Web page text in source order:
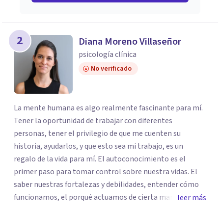
2 Diana Moreno Villaseñor
psicología clínica
No verificado
La mente humana es algo realmente fascinante para mí.
Tener la oportunidad de trabajar con diferentes
personas, tener el privilegio de que me cuenten su
historia, ayudarlos, y que esto sea mi trabajo, es un
regalo de la vida para mí. El autoconocimiento es el
primer paso para tomar control sobre nuestra vidas. El
saber nuestras fortalezas y debilidades, entender cómo
funcionamos, el porqué actuamos de cierta manera, nos
leer más